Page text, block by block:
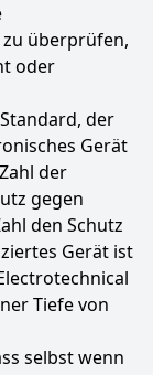
überprüfen,
oder
der
Gerät
der
gegen
den Schutz
Gerät ist
Tiefe von
selbst wenn